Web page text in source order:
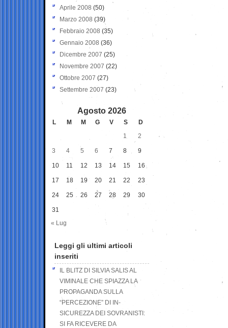
Aprile 2008 (50)
Marzo 2008 (39)
Febbraio 2008 (35)
Gennaio 2008 (36)
Dicembre 2007 (25)
Novembre 2007 (22)
Ottobre 2007 (27)
Settembre 2007 (23)
Agosto 2026
L M M G V S
D
1
2
3 4 5 6 7 8 9
10 11 12 13 14 15 16
17 18 19 20 21 22 23
24 25 26 27 28 29 30
31
« Lug
Leggi gli ultimi articoli
inseriti
IL BLITZ DI SILVIA SALIS AL
VIMINALE CHE SPIAZZA LA
PROPAGANDA SULLA
“PERCEZIONE” DI IN-
SICUREZZA DEI SOVRANISTI:
SI FA RICEVERE DA